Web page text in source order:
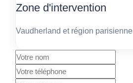
Zone d'intervention
Vaudherland et région parisienne